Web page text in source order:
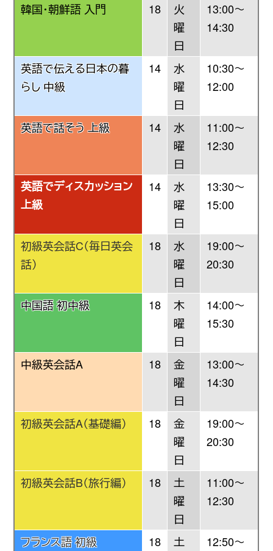
韓国・朝鮮語 入門 18
火
曜
日
13:00〜
14:30
英語で伝える日本の暮
らし 中級
14
水
曜
日
10:30〜
12:00
英語で話そう 上級 14
水
曜
日
11:00～
12:30
英語でディスカッション
上級
14
水
曜
日
13:30〜
15:00
初級英会話C（毎日英会
話）
18
水
曜
日
19:00〜
20:30
中国語 初中級 18
木
曜
日
14:00〜
15:30
中級英会話A 18
金
曜
日
13:00〜
14:30
初級英会話A（基礎編） 18
金
曜
日
19:00〜
20:30
初級英会話B（旅行編） 18
土
曜
日
11:00〜
12:30
フランス語 初級 18
土
12:50〜